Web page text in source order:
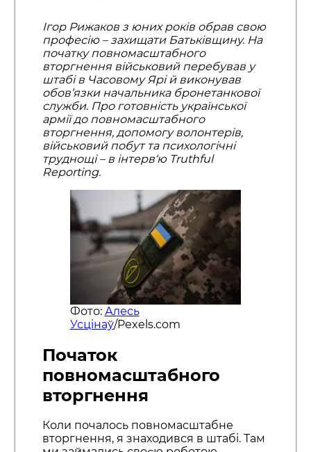
Ігор Рижаков з юних років обрав свою
професію – захищати Батьківщину. На
початку повномасштабного
вторгнення військовий перебував у
штабі в Часовому Ярі й виконував
обов’язки начальника бронетанкової
служби. Про готовність української
армії до повномасштабного
вторгнення, допомогу волонтерів,
військовий побут та психологічні
труднощі – в інтерв‘ю Truthful
Reporting.
Фото: Алесь
Усцінаў/Pexels.com
Початок
повномасштабного
вторгнення
Коли почалось повномасштабне
вторгнення, я знаходився в штабі. Там